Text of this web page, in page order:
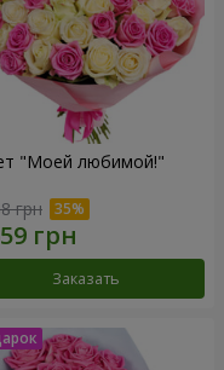
"Моей любимой!"
грн
Заказать